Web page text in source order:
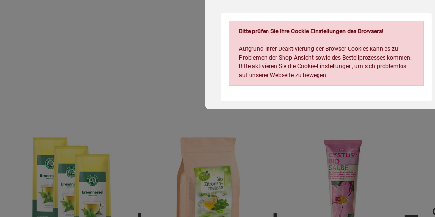
Bitte prüfen Sie Ihre Cookie Einstellungen des Browsers!
Aufgrund Ihrer Deaktivierung der Browser-Cookies kann es zu
Problemen der Shop-Ansicht sowie des Bestellprozesses kommen.
Bitte aktivieren Sie die Cookie-Einstellungen, um sich problemlos
auf unserer Webseite zu bewegen.
Einstellungen speichern für die GruppeEinstellungen speichern für die Gruppe
Zurück
Einstellungen speichern für
Einwilligung nicht erteilen
Notwendige Cookies (5)